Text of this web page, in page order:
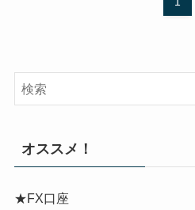
オススメ！
★FX口座